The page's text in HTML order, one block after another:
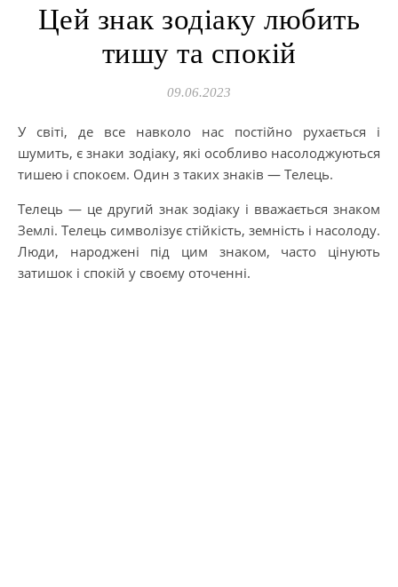
Цей знак зодіаку любить
тишу та спокій
09.06.2023
У світі, де все навколо нас постійно рухається і
шумить, є знаки зодіаку, які особливо насолоджуються
тишею і спокоєм. Один з таких знаків — Телець.
Телець — це другий знак зодіаку і вважається знаком
Землі. Телець символізує стійкість, земність і насолоду.
Люди, народжені під цим знаком, часто цінують
затишок і спокій у своєму оточенні.